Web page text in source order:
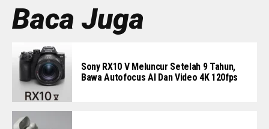
Baca Juga
Sony RX10 V Meluncur Setelah 9 Tahun,
Bawa Autofocus AI Dan Video 4K 120fps